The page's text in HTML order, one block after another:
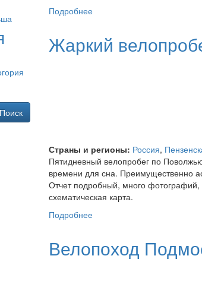
Подробнеео Велопоход по
Жаркий
Страны и регионы: Россия,
Пятидневный велопробег по
времени для сна. Преимущественно
Отчет подробный, много
схематическая карта.
Подробнеео Жаркий велопробег по
Велопоход
Поиск